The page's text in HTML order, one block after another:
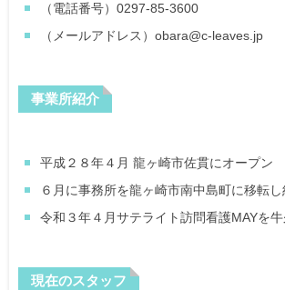
（電話番号）0297-85-3600
（メールアドレス）obara@c-leaves.jp
事業所紹介
平成２８年４月 龍ヶ崎市佐貫にオープン
６月に事務所を龍ヶ崎市南中島町に移転
令和３年４月サテライト訪問看護MAYを
現在のスタッフ